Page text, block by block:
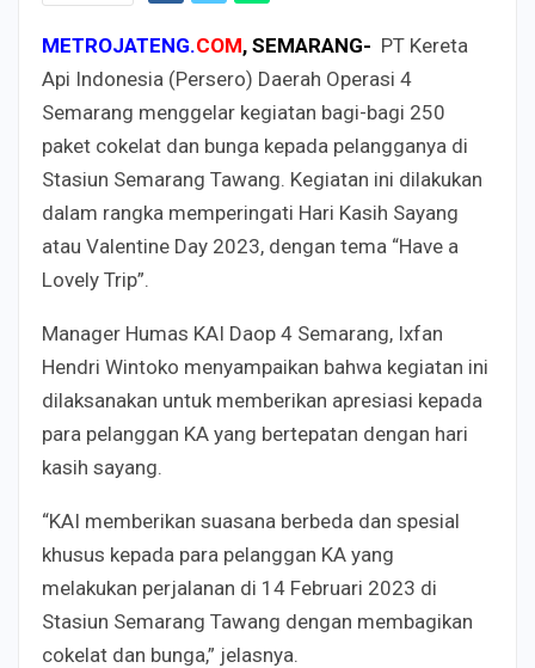
METROJATENG.COM, SEMARANG- PT Kereta
Api Indonesia (Persero) Daerah Operasi 4
Semarang menggelar kegiatan bagi-bagi 250
paket cokelat dan bunga kepada pelangganya di
Stasiun Semarang Tawang. Kegiatan ini dilakukan
dalam rangka memperingati Hari Kasih Sayang
atau Valentine Day 2023, dengan tema “Have a
Lovely Trip”.
Manager Humas KAI Daop 4 Semarang, Ixfan
Hendri Wintoko menyampaikan bahwa kegiatan ini
dilaksanakan untuk memberikan apresiasi kepada
para pelanggan KA yang bertepatan dengan hari
kasih sayang.
“KAI memberikan suasana berbeda dan spesial
khusus kepada para pelanggan KA yang
melakukan perjalanan di 14 Februari 2023 di
Stasiun Semarang Tawang dengan membagikan
cokelat dan bunga,” jelasnya.